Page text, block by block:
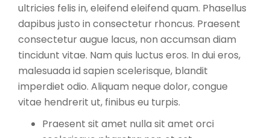
ultricies felis in, eleifend eleifend quam. Phasellus
dapibus justo in consectetur rhoncus. Praesent
consectetur augue lacus, non accumsan diam
tincidunt vitae. Nam quis luctus eros. In dui eros,
malesuada id sapien scelerisque, blandit
imperdiet odio. Aliquam neque dolor, congue
vitae hendrerit ut, finibus eu turpis.
Praesent sit amet nulla sit amet orci